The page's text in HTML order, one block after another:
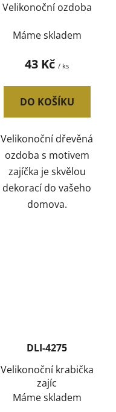
Velikonoční ozdoba
Máme skladem
43 Kč / ks
DO KOŠÍKU
Velikonoční dřevěná
ozdoba s motivem
zajíčka je skvělou
dekorací do vašeho
domova.
DLI-4275
Velikonoční krabička
zajíc
Máme skladem